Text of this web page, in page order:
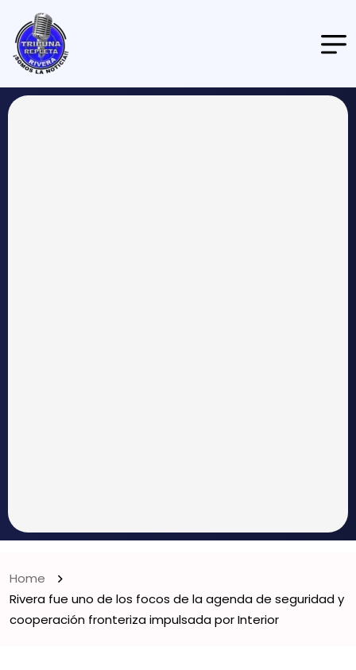
Home
Rivera fue uno de los focos de la agenda de seguridad y
cooperación fronteriza impulsada por Interior